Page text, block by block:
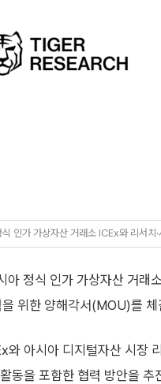
인가 가상자산 거래소 ICEx와 리서
아 정식 인가 가상자산 거
위한 양해각서(MOU)를 체
와 아시아 디지털자산 시장
동을 포함한 협력 방안을 추